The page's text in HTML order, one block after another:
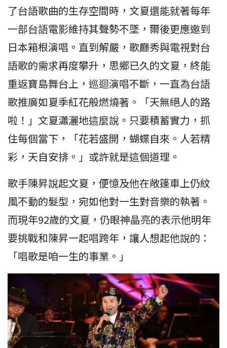
了台語歌曲的生存空間時，文夏還能就著每年
一部台語電影維持其聲勢不墜，爾後更應邀到
日本箱根演唱。直到解嚴，歌廳秀與電視對台
語歌的需求再度攀升，思鄉已久的文夏，終能
重返寶島舞台上，巡迴演唱不斷，一直為台語
歌推廣如夏季紅花般燃燒著。「天無絕人的路
啦！」文夏瀟灑地這麼說。只要積蓄實力，抓
住每個當下，「花若盛開，蝴蝶自來。人若精
彩，天自安排。」或許就是這個道理。
歌手陳昇說起文夏，便憶及他在敞篷車上仍紋
風不動的髮型，宛如他對一生對音樂的執著。
而現年92歲的文夏，仍眼神晶亮的表示他明年
要挑戰和陳昇一起唱跨年，讓人想起他說的：
「唱歌是咱一生的事業。」